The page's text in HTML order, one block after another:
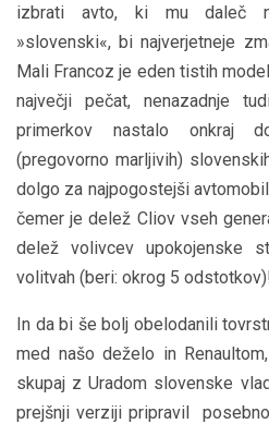
izbrati avto, ki mu daleč
»slovenski«, bi najverjetneje
Mali Francoz je eden tistih
največji pečat, nenazadnje
primerkov nastalo onkraj
(pregovorno marljivih)
dolgo za najpogostejši
čemer je delež Cliov vseh
delež volivcev upokojenske
volitvah (beri: okrog 5
In da bi še bolj obelodanili
med našo deželo in
skupaj z Uradom slovenske
prejšnji verziji pripravil